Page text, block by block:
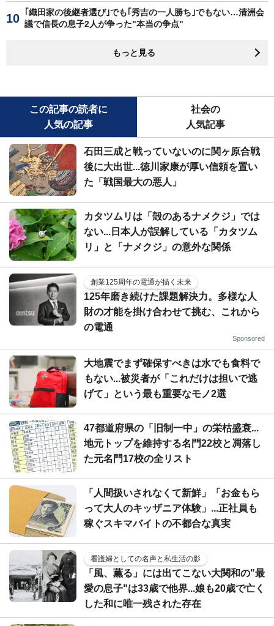
｢織田家の後継者選び｣でも｢秀吉の一人勝ち｣でもない…清洲会
議で信長の息子2人が争った"本当の争点"
もっと見る
この記事の読者に
人気の記事
社会の
人気記事
石田三成と戦っていないのに関ヶ原合戦
後に大出世...徳川家康が厚い信頼を置い
た「戦国最大の悪人」
カタツムリは「殻のあるナメクジ」では
ない...日本人が誤解している「カタツム
リ」と「ナメクジ」の意外な関係
創業125周年の電通が描く未来
125年磨き続けた課題解決力。多様な人
財の才能を掛け合わせて挑む、これから
の電通
Sponsored
大地震でまず確保すべきは水でも食料で
もない...被災者が「これだけは担いで逃
げて」という最も重要なモノ2選
47都道府県の「旧制一中」の栄枯盛衰...
地元トップを維持する名門22校と凋落し
た元名門17校の全リスト
「人間扱いされなくて新鮮」「お金もら
って大人のキッザニア体験」...正社員も
稼ぐスキマバイトの不都合な真実
看護婦としての名声と私生活の影
「風、薫る」には出てこない大関和の"最
愛の息子"は33歳で他界...娘も20歳で亡く
した和に唯一残された存在